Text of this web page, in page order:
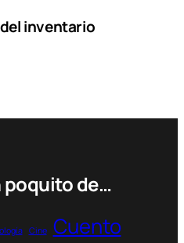
inventario
poquito de…
Cine Cuento